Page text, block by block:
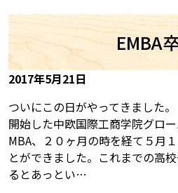
EMBA
2017年5月21日
ついにこの日がやってきました
開始した中欧国際工商学院グロ
MBA、２０ヶ月の時を経て５月
とができました。これまでの高
るとあっとい…